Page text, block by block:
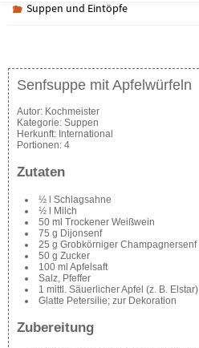
Suppen und Eintöpfe
Senfsuppe mit Apfelwürfeln
Autor: Kochmeister
Kategorie: Suppen
Herkunft: International
Portionen: 4
Zutaten
½ l Schlagsahne
½ l Milch
50 ml Trockener Weißwein
75 g Dijonsenf
25 g Grobkörniger Champagnersenf
50 g Zucker
100 ml Apfelsaft
Salz, Pfeffer
1 mittl. Säuerlicher Apfel (z. B. Elstar)
Glatte Petersilie; zur Dekoration
Zubereitung